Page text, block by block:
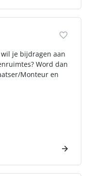
je bijdragen aan
Word dan
Monteur en